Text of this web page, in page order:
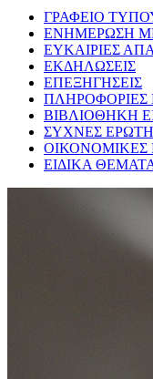
ΓΡΑΦΕΙΟ
ΕΝΗΜΕΡΩΣΗ
ΕΥΚΑΙΡΙΕΣ
ΕΚΔΗΛΩΣΕΙΣ
ΕΠΕΞΗΓΗΣΕΙΣ
ΠΛΗΡΟΦΟΡΙΕΣ
ΒΙΒΛΙΟΘΗΚΗ
ΣΥΧΝΕΣ
ΟΙΚΟΝΟΜΙΚΕΣ
ΕΙΔΙΚΑ